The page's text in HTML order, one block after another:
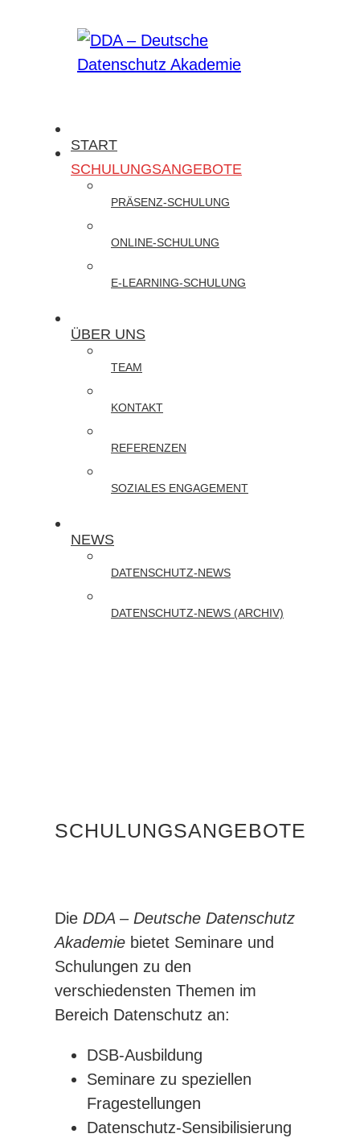
DDA
Deutsche
Akademie
Präsenz-
Schulungen
DATENSCHUTZ
CYBER-
SECURITY
START
SCHULUNGSANGEBOTE
PRÄSENZ-SCHULUNG
ONLINE-SCHULUNG
E-LEARNING-SCHULUNG
ÜBER UNS
TEAM
KONTAKT
REFERENZEN
SOZIALES ENGAGEMENT
NEWS
DATENSCHUTZ-NEWS
DATENSCHUTZ-NEWS (ARCHIV)
SCHULUNGSANGEBOTE
Die DDA – Deutsche Datenschutz
Akademie bietet Seminare und
Schulungen zu den
verschiedensten Themen im
Bereich Datenschutz an:
DSB-Ausbildung
Seminare zu speziellen
Fragestellungen
Datenschutz-Sensibilisierung